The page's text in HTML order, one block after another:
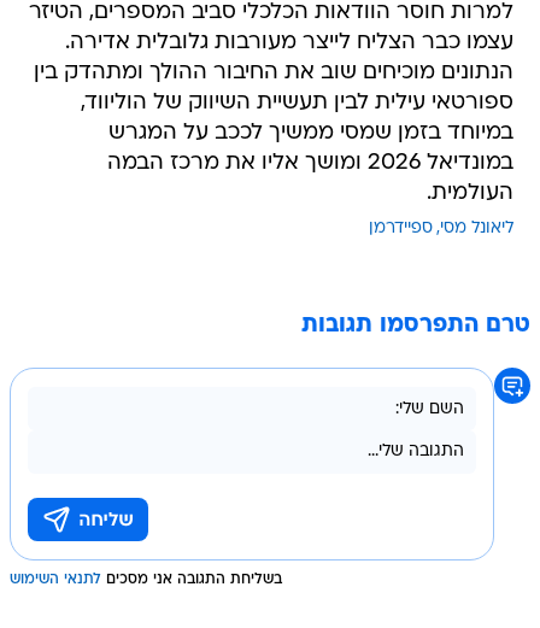
למרות חוסר הוודאות הכלכלי סביב המספרים, הטיזר
עצמו כבר הצליח לייצר מעורבות גלובלית אדירה.
הנתונים מוכיחים שוב את החיבור ההולך ומתהדק בין
ספורטאי עילית לבין תעשיית השיווק של הוליווד,
במיוחד בזמן שמסי ממשיך לככב על המגרש
במונדיאל 2026 ומושך אליו את מרכז הבמה
העולמית.
ליאונל מסי ספיידרמן
טרם התפרסמו תגובות
בשליחת התגובה אני מסכים לתנאי השימוש